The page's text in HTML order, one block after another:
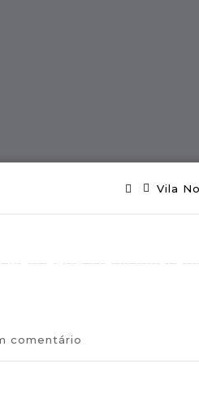
Mercearia Tradicional
Vila
comentário